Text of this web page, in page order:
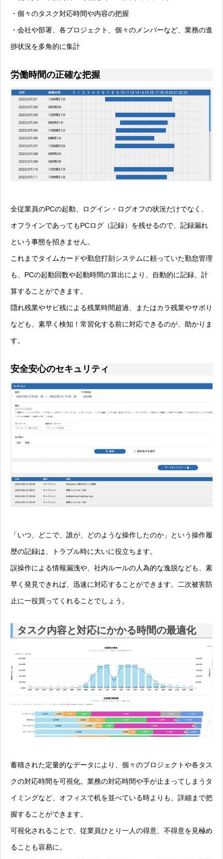
・個々のタスク対応時間や内容の把握
・会社や部署、各プロジェクト、個々のメンバーなど、業務の進
捗状況を多角的に集計
労働時間の正確な把握
全従業員のPCの起動、ログイン・ログオフの状況だけでなく、
オフラインであってもPCログ（記録）を残せるので、記録漏れ
という事態を招きません。
これまでタイムカードや勤怠打刻システムに頼っていた勤怠管理
も、PCの起動回数や起動時間の算出により、自動的に記録、計
算することができます。
隠れ残業やサビ残による残業時間超過、またはカラ残業やサボり
なども、素早く検知！常習化する前に対応できるのが、助かりま
す。
安全安心のセキュリティ
「いつ、どこで、誰が、どのような操作したのか」という操作履
歴の記録は、トラブル時に大いに役立ちます。
誤操作による情報漏洩や、社内ルールの人為的な逸脱なども、素
早く発見できれば、迅速に対応することができます。二次被害防
止に一役買ってくれることでしょう。
タスク内容と対応にかかる時間の最適化
蓄積された定量的なデータにより、個々のプロジェクトや各タス
クの対応時間を可視化。業務の対応時間や手が止まってしまうタ
イミングなど、オフィスで机を並べている時よりも、詳細まで把
握することができます。
可視化されることで、従業員ひとり一人の得意、不得意を見極め
ることも容易に。